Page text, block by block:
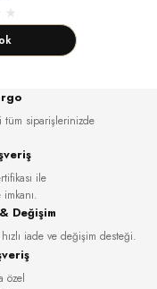
tüm siparişlerinizde
ile
Değişim
iade ve değişim desteği.
özel